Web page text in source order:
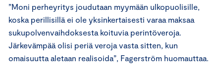
”Moni perheyritys joudutaan myymään ulkopuolisille,
koska perillisillä ei ole yksinkertaisesti varaa maksaa
sukupolvenvaihdoksesta koituvia perintöveroja.
Järkevämpää olisi periä veroja vasta sitten, kun
omaisuutta aletaan realisoida”, Fagerström huomauttaa.